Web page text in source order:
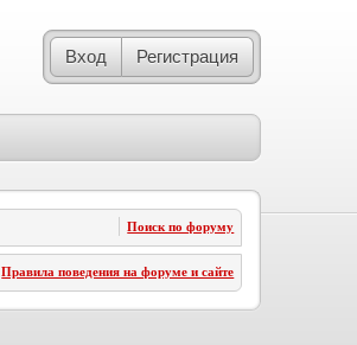
Вход Регистрация
Поиск по форуму
Правила поведения на форуме и сайте